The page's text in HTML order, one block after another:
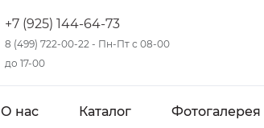
+7 (925) 144-64-73
8 (499) 722-00-22 - Пн-Пт с 08-00
до 17-00
О нас Каталог Фотогалерея